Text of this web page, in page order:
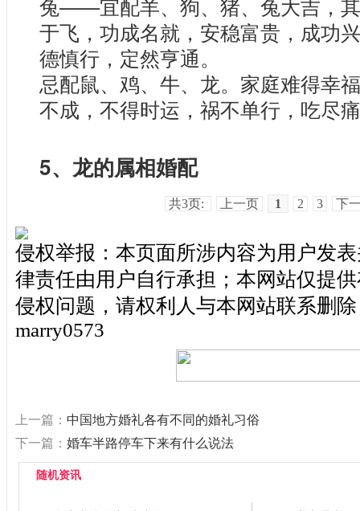
于飞，功成名就，安稳富贵，成功
德慎行，定然亨通。
忌配鼠、鸡、牛、龙。家庭难得幸
不成，不得时运，祸不单行，吃尽
5、龙的属相婚配
共3页: 上一页 1 2 3 下
侵权举报：本页面所涉内容为用户发
律责任由用户自行承担；本网站仅提
侵权问题，请权利人与本网站联系删
marry0573
上一篇： 中国地方婚礼各有不同的婚礼习俗
下一篇： 婚车半路停车下来有什么说法
随机资讯